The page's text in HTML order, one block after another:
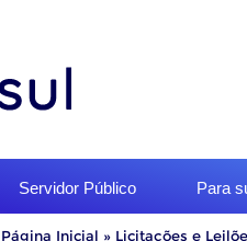
Servidor Público Para
Início
Página Inicial » Licitações e